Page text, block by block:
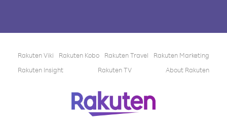
Rakuten Viki Rakuten Kobo Rakuten Travel
Rakuten Marketing
Rakuten Insight
Rakuten TV About Rakuten